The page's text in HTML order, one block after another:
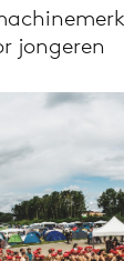
Nieuws
jongeren